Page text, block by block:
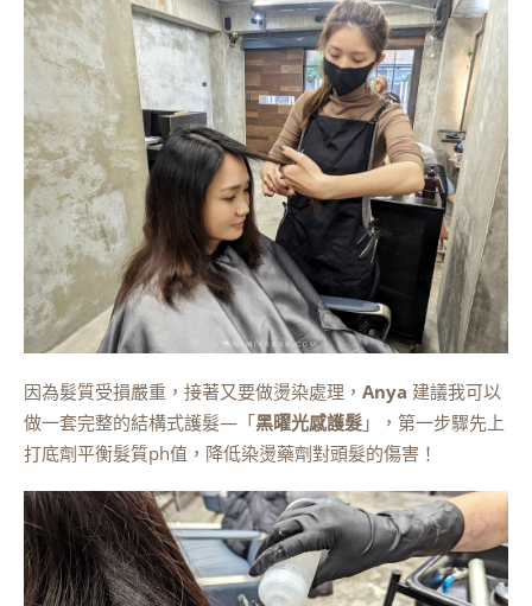
因為髮質受損嚴重，接著又要做燙染處理， Anya 建議我可以
做一套完整的結構式護髮—「黑曜光感護髮 」，第一步驟先上
打底劑平衡髮質ph值，降低染燙藥劑對頭髮的傷害！